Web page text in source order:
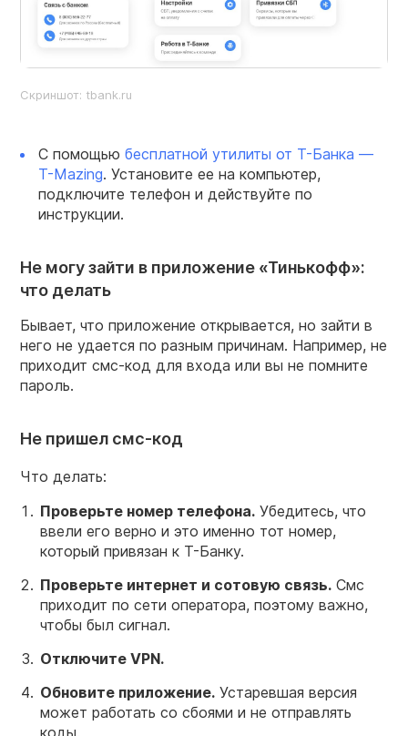
Скриншот: tbank.ru
С помощью бесплатной утилиты от Т-Банка —
T-Mazing. Установите ее на компьютер,
подключите телефон и действуйте по
инструкции.
Не могу зайти в приложение «Тинькофф»:
что делать
Бывает, что приложение открывается, но зайти в
него не удается по разным причинам. Например, не
приходит смс-код для входа или вы не помните
пароль.
Не пришел смс-код
Что делать:
Проверьте номер телефона. Убедитесь, что
ввели его верно и это именно тот номер,
который привязан к Т-Банку.
Проверьте интернет и сотовую связь. Смс
приходит по сети оператора, поэтому важно,
чтобы был сигнал.
Отключите VPN.
Обновите приложение. Устаревшая версия
может работать со сбоями и не отправлять
коды.